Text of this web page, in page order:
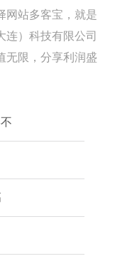
网站多客宝，就是
连）科技有限公司
无限，分享利润盛